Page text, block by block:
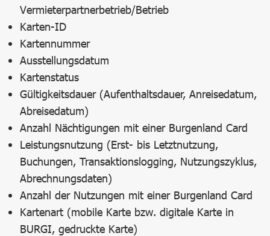
Vermieterpartnerbetrieb/Betrieb
Karten-ID
Kartennummer
Ausstellungsdatum
Kartenstatus
Gültigkeitsdauer (Aufenthaltsdauer, Anreisedatum,
Abreisedatum)
Anzahl Nächtigungen mit einer Burgenland Card
Leistungsnutzung (Erst- bis Letztnutzung,
Buchungen, Transaktionslogging, Nutzungszyklus,
Abrechnungsdaten)
Anzahl der Nutzungen mit einer Burgenland Card
Kartenart (mobile Karte bzw. digitale Karte in
BURGI, gedruckte Karte)